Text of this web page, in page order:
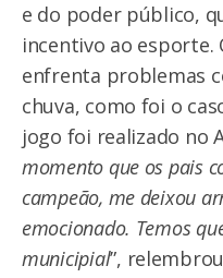
e do poder público,
incentivo ao esporte.
enfrenta problemas
chuva, como foi o
jogo foi realizado no
momento que os pais
campeão, me deixou
emocionado. Temos
municipial”,